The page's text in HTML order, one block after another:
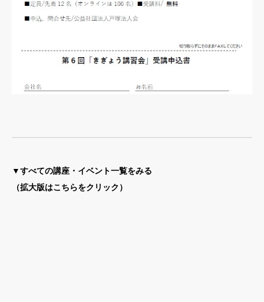
▼すべての講座・イベント一覧をみる
（拡大版はこちらをクリック）